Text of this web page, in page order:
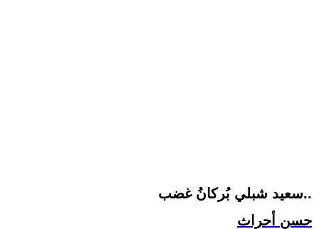
سعيد شبلي بُركانُ غضب..
حسن أحراث